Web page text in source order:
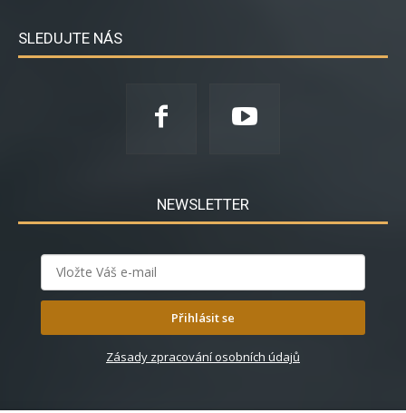
SLEDUJTE NÁS
NEWSLETTER
Přihlásit se
Zásady zpracování osobních údajů